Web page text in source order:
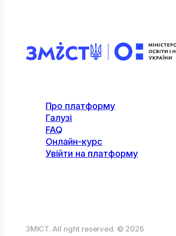
Про платформу
Галузі
FAQ
Онлайн-курс
Увійти на платформу
ЗМІСТ. All right reserved. © 2026